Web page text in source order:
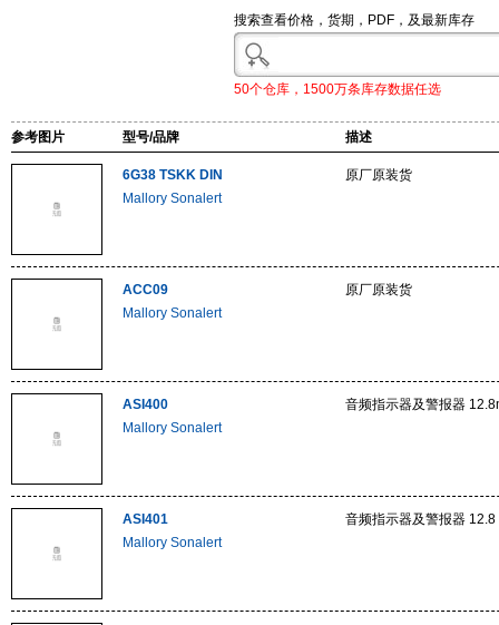
搜索查看价格，货期，PDF，及最新库存
50个仓库，1500万条库存数据任选
参考图片 型号/品牌 描述
6G38 TSKK DIN
Mallory Sonalert
原厂原装货
ACC09
Mallory Sonalert
原厂原装货
ASI400
Mallory Sonalert
音频指示器及警报器
ASI401
Mallory Sonalert
音频指示器及警报器 12.8